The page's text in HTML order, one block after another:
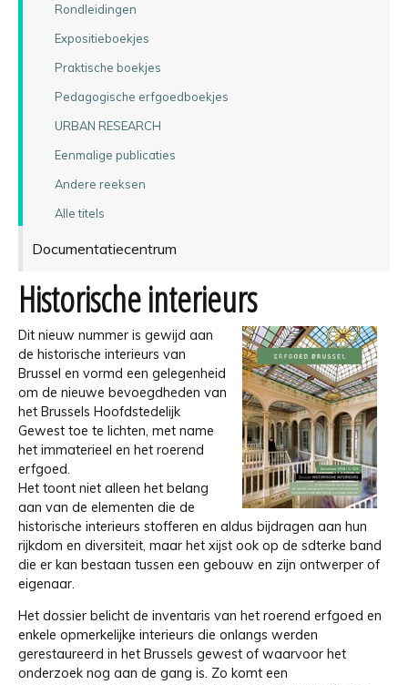
Rondleidingen
Expositieboekjes
Praktische boekjes
Pedagogische erfgoedboekjes
URBAN RESEARCH
Eenmalige publicaties
Andere reeksen
Alle titels
Documentatiecentrum
Historische interieurs
Dit nieuw nummer is gewijd aan
de historische interieurs van
Brussel en vormd een gelegenheid
om de nieuwe bevoegdheden van
het Brussels Hoofdstedelijk
Gewest toe te lichten, met name
het immaterieel en het roerend
erfgoed.
Het toont niet alleen het belang
aan van de elementen die de
historische interieurs stofferen en aldus bijdragen aan hun
rijkdom en diversiteit, maar het xijst ook op de sdterke band
die er kan bestaan tussen een gebouw en zijn ontwerper of
eigenaar.
Het dossier belicht de inventaris van het roerend erfgoed en
enkele opmerkelijke interieurs die onlangs werden
gerestaureerd in het Brussels gewest of waarvoor het
onderzoek nog aan de gang is. Zo komt een